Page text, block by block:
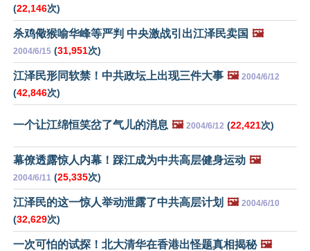
(22,146次)
杀鸡儆猴喻华峰等严判 中央激战引出江泽民卖国 🖼️
2004/6/15 (31,951次)
江泽民形同软禁！中共政坛上出现三件大事 🖼️ 2004/6/12
(42,846次)
一个让江绵恒笑岔了气儿的消息 🖼️ 2004/6/12 (22,421次)
幕僚透露惊人内幕！踩江成为中共高层健身运动 🖼️
2004/6/11 (25,335次)
江泽民的这一惊人举动泄露了中共高层计划 🖼️ 2004/6/10
(32,629次)
一次可怕的试探！北大清华在香港出怪题真相揭秘 🖼️